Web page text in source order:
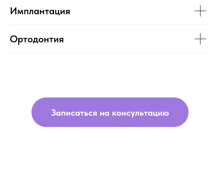
Имплантация
Ортодонтия
Записаться на консультацию